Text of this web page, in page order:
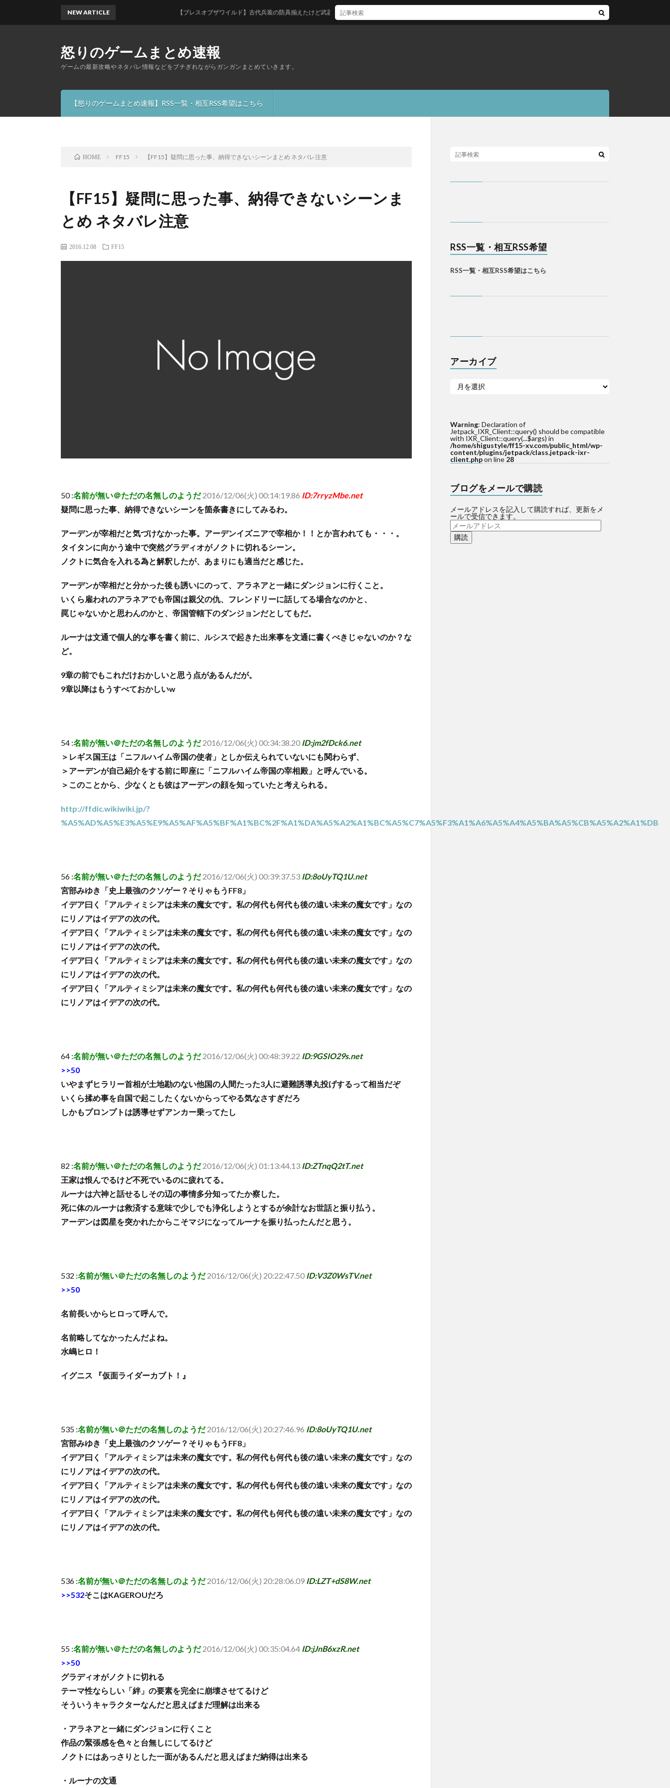
怒りのゲームまとめ速報
ゲームの最新攻略やネタバレ情報などをブチぎれながらガンガンまとめていきます。
【怒りのゲームまとめ速報】RSS一覧・相互RSS希望はこちら
NEW ARTICLE 【ブレスオブザワイルド】古代兵装の防具揃えたけど武器はどれ買えばいい？
HOME FF15 【FF15】疑問に思った事、納得できないシーンまとめ ネタバレ注意
【FF15】疑問に思った事、納得できないシーンま
とめ ネタバレ注意
2016.12.08 FF15
50 :名前が無い＠ただの名無しのようだ 2016/12/06(火) 00:14:19.86 ID:7rryzMbe.net
疑問に思った事、納得できないシーンを箇条書きにしてみるわ。
アーデンが宰相だと気づけなかった事。アーデンイズニアで宰相か！！とか言われても・・・。
タイタンに向かう途中で突然グラディオがノクトに切れるシーン。
ノクトに気合を入れる為と解釈したが、あまりにも適当だと感じた。
アーデンが宰相だと分かった後も誘いにのって、アラネアと一緒にダンジョンに行くこと。
いくら雇われのアラネアでも帝国は親父の仇、フレンドリーに話してる場合なのかと、
罠じゃないかと思わんのかと、帝国管轄下のダンジョンだとしてもだ。
ルーナは文通で個人的な事を書く前に、ルシスで起きた出来事を文通に書くべきじゃないのか？な
ど。
9章の前でもこれだけおかしいと思う点があるんだが。
9章以降はもうすべておかしいw
54 :名前が無い＠ただの名無しのようだ 2016/12/06(火) 00:34:38.20 ID:jm2fDck6.net
＞レギス国王は「ニフルハイム帝国の使者」としか伝えられていないにも関わらず、
＞アーデンが自己紹介をする前に即座に「ニフルハイム帝国の宰相殿」と呼んでいる。
＞このことから、少なくとも彼はアーデンの顔を知っていたと考えられる。
http://ffdic.wikiwiki.jp/?
%A5%AD%A5%E3%A5%E9%A5%AF%A5%BF%A1%BC%2F%A1%DA%A5%A2%A1%BC%A5%C7%A5%F3%A1%A6%A5%A4%A5%BA%A5%CB%A5%A2%A1%DB
56 :名前が無い＠ただの名無しのようだ 2016/12/06(火) 00:39:37.53 ID:8oUyTQ1U.net
宮部みゆき「史上最強のクソゲー？そりゃもうFF8」
イデア曰く「アルティミシアは未来の魔女です。私の何代も何代も後の遠い未来の魔女です」なの
にリノアはイデアの次の代。
イデア曰く「アルティミシアは未来の魔女です。私の何代も何代も後の遠い未来の魔女です」なの
にリノアはイデアの次の代。
イデア曰く「アルティミシアは未来の魔女です。私の何代も何代も後の遠い未来の魔女です」なの
にリノアはイデアの次の代。
イデア曰く「アルティミシアは未来の魔女です。私の何代も何代も後の遠い未来の魔女です」なの
にリノアはイデアの次の代。
64 :名前が無い＠ただの名無しのようだ 2016/12/06(火) 00:48:39.22 ID:9GSIO29s.net
>>50
いやまずヒラリー首相が土地勘のない他国の人間たった3人に避難誘導丸投げするって相当だぞ
いくら揉め事を自国で起こしたくないからってやる気なさすぎだろ
しかもプロンプトは誘導せずアンカー乗ってたし
82 :名前が無い＠ただの名無しのようだ 2016/12/06(火) 01:13:44.13 ID:ZTnqQ2tT.net
王家は恨んでるけど不死でいるのに疲れてる。
ルーナは六神と話せるしその辺の事情多分知ってたか察した。
死に体のルーナは救済する意味で少しでも浄化しようとするが余計なお世話と振り払う。
アーデンは図星を突かれたからこそマジになってルーナを振り払ったんだと思う。
532 :名前が無い＠ただの名無しのようだ 2016/12/06(火) 20:22:47.50 ID:V3Z0WsTV.net
>>50
名前長いからヒロって呼んで。
名前略してなかったんだよね。
水嶋ヒロ！
イグニス 『仮面ライダーカブト！』
535 :名前が無い＠ただの名無しのようだ 2016/12/06(火) 20:27:46.96 ID:8oUyTQ1U.net
宮部みゆき「史上最強のクソゲー？そりゃもうFF8」
イデア曰く「アルティミシアは未来の魔女です。私の何代も何代も後の遠い未来の魔女です」なの
にリノアはイデアの次の代。
イデア曰く「アルティミシアは未来の魔女です。私の何代も何代も後の遠い未来の魔女です」なの
にリノアはイデアの次の代。
イデア曰く「アルティミシアは未来の魔女です。私の何代も何代も後の遠い未来の魔女です」なの
にリノアはイデアの次の代。
536 :名前が無い＠ただの名無しのようだ 2016/12/06(火) 20:28:06.09 ID:LZT+dS8W.net
>>532そこはKAGEROUだろ
55 :名前が無い＠ただの名無しのようだ 2016/12/06(火) 00:35:04.64 ID:jJnB6xzR.net
>>50
グラディオがノクトに切れる
テーマ性ならしい「絆」の要素を完全に崩壊させてるけど
そういうキャラクターなんだと思えばまだ理解は出来る
・アラネアと一緒にダンジョンに行くこと
作品の緊張感を色々と台無しにしてるけど
ノクトにはあっさりとした一面があるんだと思えばまだ納得は出来る
・ルーナの文通
RSS一覧・相互RSS希望
RSS一覧・相互RSS希望はこちら
アーカイブ
Warning: Declaration of
Jetpack_IXR_Client::query() should be compatible
with IXR_Client::query(...$args) in
/home/shigustyle/ff15-xv.com/public_html/wp-
content/plugins/jetpack/class.jetpack-ixr-
client.phpon line 28
ブログをメールで購読
メールアドレスを記入して購読すれば、更新をメ
ールで受信できます。
メ
ー
ル
ア